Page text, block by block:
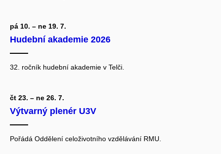
pá 10. – ne 19. 7.
Hudební akademie 2026
32. ročník hudební akademie v Telči.
čt 23. – ne 26. 7.
Výtvarný plenér U3V
Pořádá Oddělení celoživotního vzdělávání RMU.